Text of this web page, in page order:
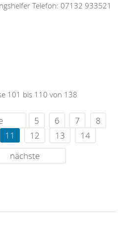
Telefon: 07132 933521
101 bis 110 von 138
5 6 7
8
11 12 13
14
nächste